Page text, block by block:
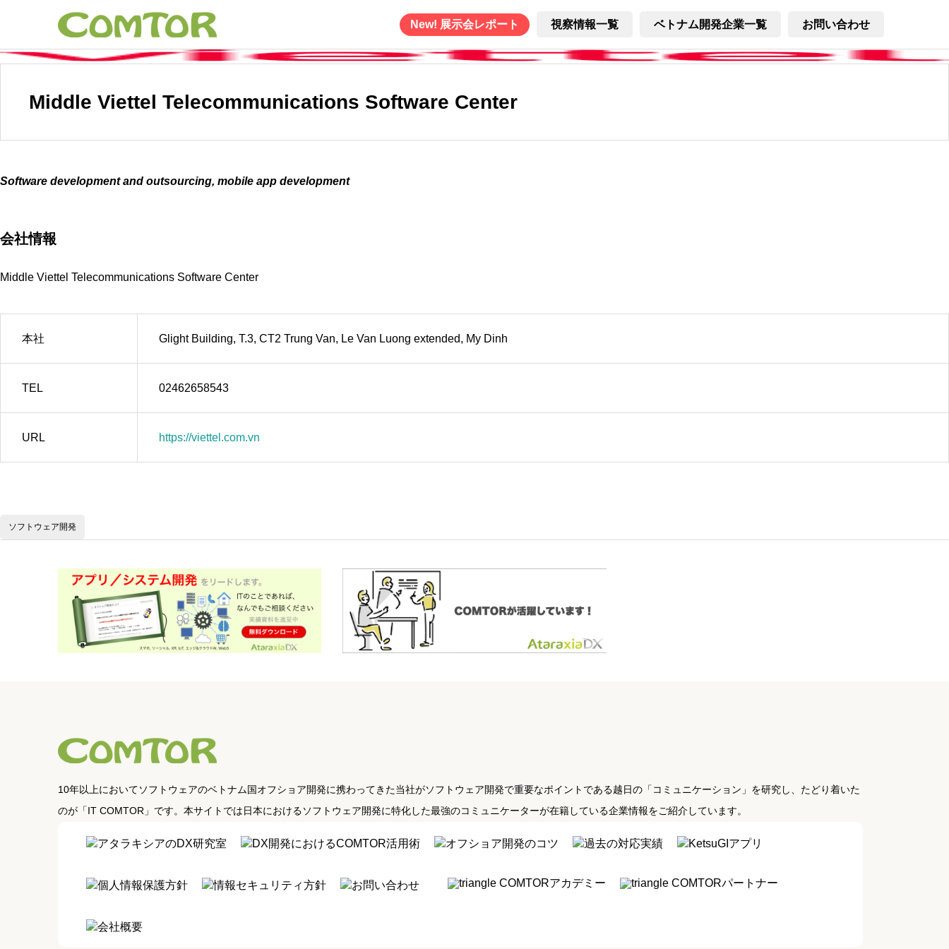
New! 展示会レポート 視察情報一覧 ベトナム開発企業一覧 お問い合わせ
Middle Viettel Telecommunications Software Center
Software development and outsourcing, mobile app development
会社情報
Middle Viettel Telecommunications Software Center
本社 Glight Building, T.3, CT2 Trung Van, Le Van Luong extended, My Dinh
TEL 02462658543
URL https://viettel.com.vn
ソフトウェア開発
10年以上においてソフトウェアのベトナム国オフショア開発に携わってきた当社がソフトウェア開発で重要なポイントである越日の「コミュニケーション」を研究し、たどり着いた
のが「IT COMTOR」です。本サイトでは日本におけるソフトウェア開発に特化した最強のコミュニケーターが在籍している企業情報をご紹介しています。
アタラキシアのDX研究室 DX開発におけるCOMTOR活用術 オフショア開発のコツ 過去の対応実績 KetsuGIアプリ
個人情報保護方針 情報セキュリティ方針 お問い合わせ COMTORアカデミー COMTORパートナー
会社概要